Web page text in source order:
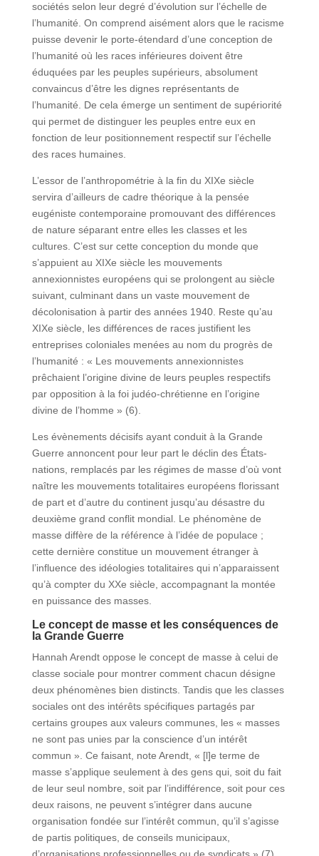
sociétés selon leur degré d’évolution sur l’échelle de
l’humanité. On comprend aisément alors que le racisme
puisse devenir le porte-étendard d’une conception de
l’humanité où les races inférieures doivent être
éduquées par les peuples supérieurs, absolument
convaincus d’être les dignes représentants de
l’humanité. De cela émerge un sentiment de supériorité
qui permet de distinguer les peuples entre eux en
fonction de leur positionnement respectif sur l’échelle
des races humaines.
L’essor de l’anthropométrie à la fin du XIXe siècle
servira d’ailleurs de cadre théorique à la pensée
eugéniste contemporaine promouvant des différences
de nature séparant entre elles les classes et les
cultures. C’est sur cette conception du monde que
s’appuient au XIXe siècle les mouvements
annexionnistes européens qui se prolongent au siècle
suivant, culminant dans un vaste mouvement de
décolonisation à partir des années 1940. Reste qu’au
XIXe siècle, les différences de races justifient les
entreprises coloniales menées au nom du progrès de
l’humanité : « Les mouvements annexionnistes
prêchaient l’origine divine de leurs peuples respectifs
par opposition à la foi judéo-chrétienne en l’origine
divine de l’homme » (6).
Les évènements décisifs ayant conduit à la Grande
Guerre annoncent pour leur part le déclin des États-
nations, remplacés par les régimes de masse d’où vont
naître les mouvements totalitaires européens florissant
de part et d’autre du continent jusqu’au désastre du
deuxième grand conflit mondial. Le phénomène de
masse diffère de la référence à l’idée de populace ;
cette dernière constitue un mouvement étranger à
l’influence des idéologies totalitaires qui n’apparaissent
qu’à compter du XXe siècle, accompagnant la montée
en puissance des masses.
Le concept de masse et les conséquences de
la Grande Guerre
Hannah Arendt oppose le concept de masse à celui de
classe sociale pour montrer comment chacun désigne
deux phénomènes bien distincts. Tandis que les classes
sociales ont des intérêts spécifiques partagés par
certains groupes aux valeurs communes, les « masses
ne sont pas unies par la conscience d’un intérêt
commun ». Ce faisant, note Arendt, « [l]e terme de
masse s’applique seulement à des gens qui, soit du fait
de leur seul nombre, soit par l’indifférence, soit pour ces
deux raisons, ne peuvent s’intégrer dans aucune
organisation fondée sur l’intérêt commun, qu’il s’agisse
de partis politiques, de conseils municipaux,